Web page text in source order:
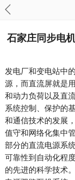
石家庄同步电
发电厂和变电站中
源，而直流屏就是
和动力负荷以及直
系统控制、保护的
和通信技术的发展
值守和网络化集中
部分的直流电源系
可靠性到自动化程
的先进的科学技术